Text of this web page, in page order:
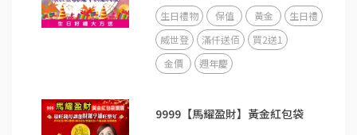
生日禮物 保值 黃金
生日禮
威世登
滿仟送佰
買2送1
金價
週年慶
9999【馬耀盈財】黃金紅包袋